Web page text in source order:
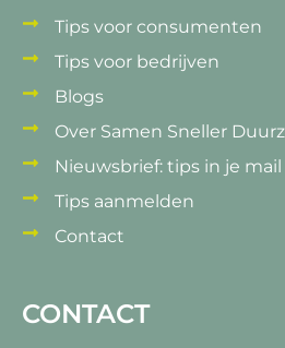
Tips voor consumenten
Tips voor bedrijven
Blogs
Over Samen Sneller
Nieuwsbrief: tips in je mail
Tips aanmelden
Contact
CONTACT